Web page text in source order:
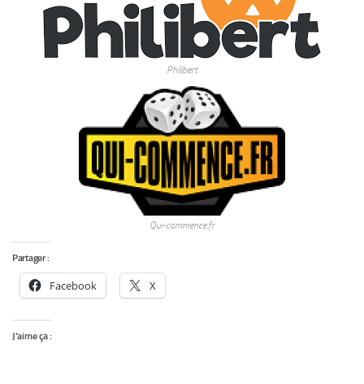
Philibert
Qui-commence.fr
Partager :
Facebook X
J’aime ça :